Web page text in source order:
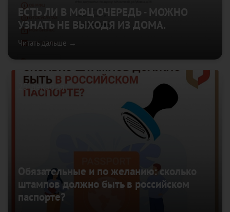
ЕСТЬ ЛИ В МФЦ ОЧЕРЕДЬ - МОЖНО
УЗНАТЬ НЕ ВЫХОДЯ ИЗ ДОМА.
Читать дальше →
25 декабря
Обязательные и по желанию: сколько
штампов должно быть в российском
паспорте?